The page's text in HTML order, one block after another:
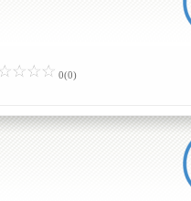
0(0)